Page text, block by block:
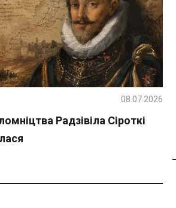
Радзівіла Сіроткі
08.07.2026